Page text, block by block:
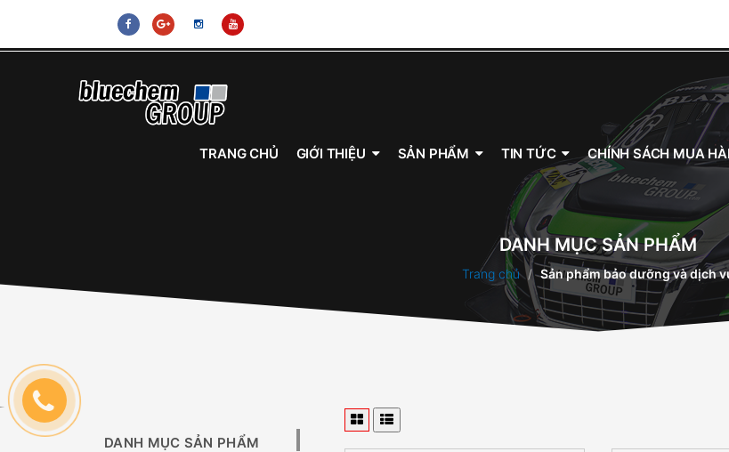
bluechem, PROTEC, vệ sinh kim phun, vệ sinh buồng đốt, súc rửa động cơ, dầu nhớt tổng hợp toàn phần, dầu nhớt
sinh buồng đốt, súc rửa động cơ, dầu nhớt tổng hợp toàn phần, dầu nhớt Đức, 5W-30, 0W-20, 5W-40, 10W-40
TRANG CHỦ GIỚI THIỆU SẢN PHẨM TIN TỨC CHÍNH SÁCH MUA
DANH MỤC SẢN PHẨM
Trang chủ Sản phẩm bảo dưỡng và dịch
DANH MỤC SẢN PHẨM